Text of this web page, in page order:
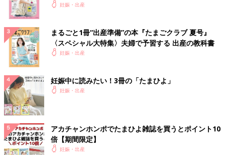
妊娠・出産
まるごと1冊“出産準備”の本『たまごクラブ 夏号』
〈スペシャル大特集〉夫婦で予習する 出産の教科書
妊娠・出産
妊娠中に読みたい！3冊の「たまひよ」
妊娠・出産
アカチャンホンポでたまひよ雑誌を買うとポイント10
倍【期間限定】
妊娠・出産